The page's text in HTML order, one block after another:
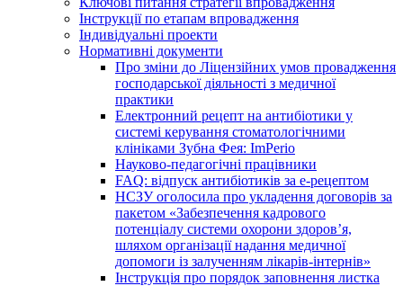
Інструкції по етапам впровадження
Індивідуальні проекти
Нормативні документи
Про зміни до Ліцензійних умов провадження
господарської діяльності з медичної
практики
Електронний рецепт на антибіотики у
системі керування стоматологічними
клініками Зубна Фея: ImPerio
Науково-педагогічні працівники
FAQ: відпуск антибіотиків за е-рецептом
НСЗУ оголосила про укладення договорів за
пакетом «Забезпечення кадрового
потенціалу системи охорони здоров’я,
шляхом організації надання медичної
допомоги із залученням лікарів-інтернів»
Інструкція про порядок заповнення листка